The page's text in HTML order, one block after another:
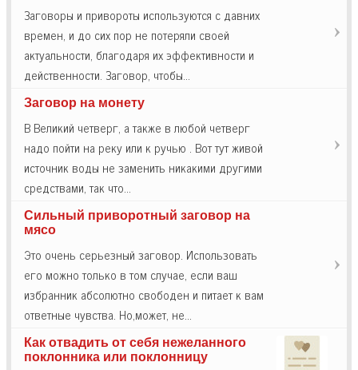
Заговоры и привороты используются с давних
времен, и до сих пор не потеряли своей
актуальности, благодаря их эффективности и
действенности. Заговор, чтобы…
Заговор на монету
В Великий четверг, а также в любой четверг
надо пойти на реку или к ручью . Вот тут живой
источник воды не заменить никакими другими
средствами, так что…
Сильный приворотный заговор на
мясо
Это очень серьезный заговор. Использовать
его можно только в том случае, если ваш
избранник абсолютно свободен и питает к вам
ответные чувства. Но,может, не…
Как отвадить от себя нежеланного
поклонника или поклонницу